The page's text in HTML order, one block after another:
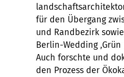
für den Übergang
und Randbezirk
Berlin-Wedding ‚Grün
Auch forschte und
den Prozess der